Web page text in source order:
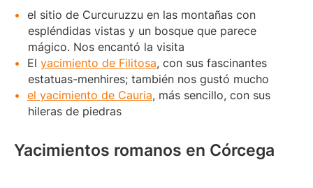
el sitio de Curcuruzzu en las montañas con
espléndidas vistas y un bosque que parece
mágico. Nos encantó la visita
El yacimiento de Filitosa, con sus fascinantes
estatuas-menhires; también nos gustó mucho
el yacimiento de Cauria, más sencillo, con sus
hileras de piedras
Yacimientos romanos en Córcega